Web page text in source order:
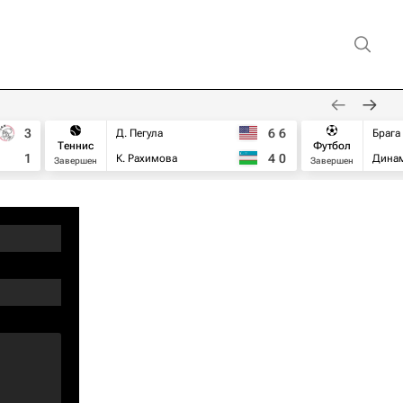
3
1
Теннис
Завершен
Д. Пегула
К. Рахимова
6 6
4 0
Футбол
Завершен
Брага